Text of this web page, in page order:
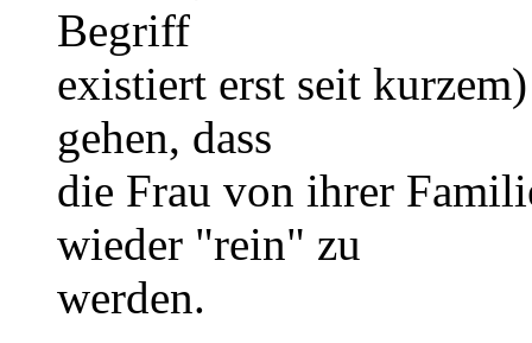
Begriff
existiert erst seit
gehen, dass
die Frau von ihrer
wieder "rein" zu
werden.